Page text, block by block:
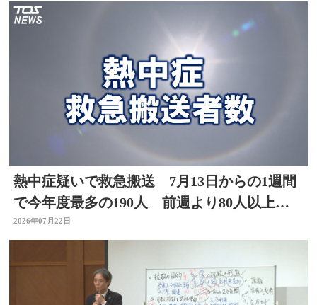
熱中症疑いで救急搬送 7月13日からの1週間
で今年度最多の190人 前週より80人以上
増 大分
2026年07月22日